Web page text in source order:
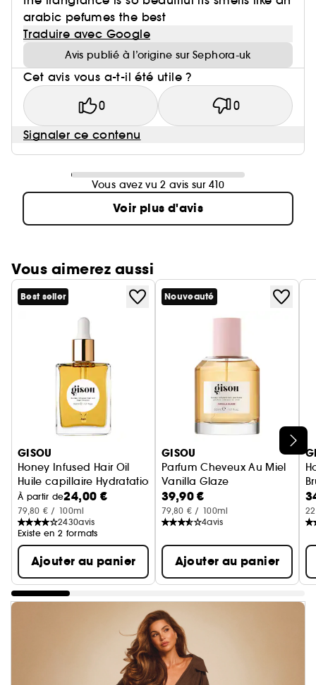
arabic pefumes the best
Traduire avec Google
Avis publié à l’origine sur Sephora-uk
Cet avis vous a-t-il été utile ?
0 0
Signaler ce contenu
Vous avez vu 2 avis sur 410
Voir plus d'avis
Vous aimerez aussi
Ignorer le carrousel produits
Best seller
GISOU
Honey Infused Hair Oil
Huile capillaire Hydratation et Brillance
À partir de24,00 €
79,80 € / 100ml
2430avis
Existe en 2 formats
Ajouter au panier
Nouveauté
GISOU
Parfum Cheveux Au Miel
Vanilla Glaze
39,90 €
79,80 € / 100ml
4avis
Ajouter au panier